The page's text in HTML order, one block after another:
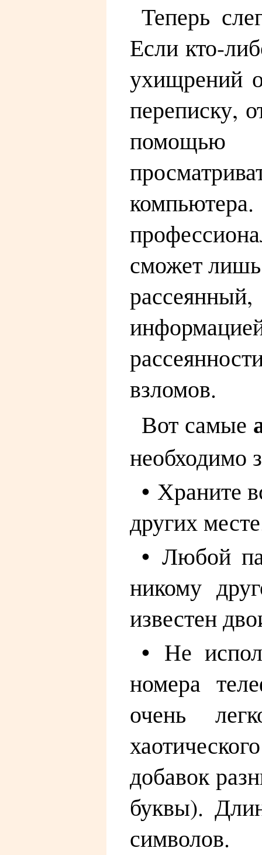
Теперь
Если кто-
ухищрений
переписку,
помощью
сможет
взломов.
Вот самые
необходимо
• Храните
других
• Любой
никому
известен
• Не
номера
очень
добавок
буквы).
символов.